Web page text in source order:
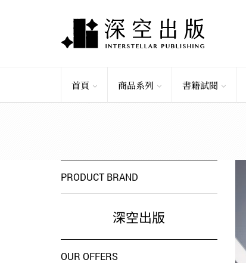
首頁 商品系列 書籍試閱
PRODUCT BRAND
深空出版
OUR OFFERS